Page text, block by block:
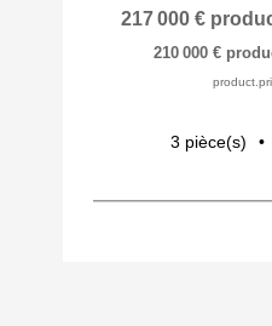
217 000 €
210 000 €
3 pièce(s)